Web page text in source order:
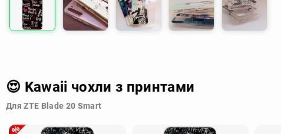
😍 Kawaii чохли з принтами
Для ZTE Blade 20 Smart